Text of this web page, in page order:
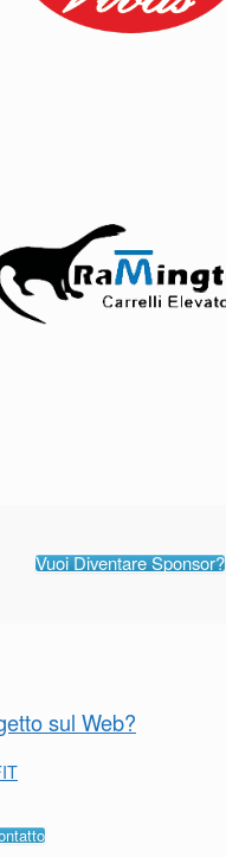
Vuoi Diventare Sponsor?
sul Web?